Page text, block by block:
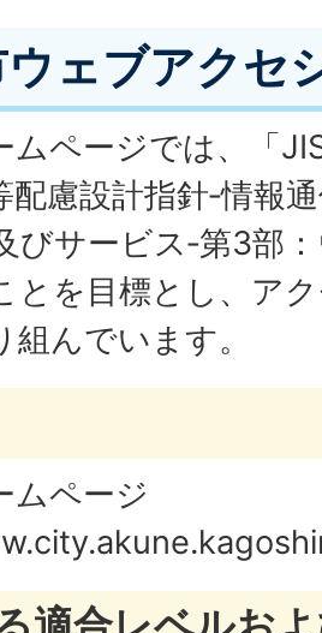
ェブアクセ
ムページでは、「
配慮設計指針‐情報
びサービス‐第3部
とを目標とし、ア
組んでいます。
ムページ